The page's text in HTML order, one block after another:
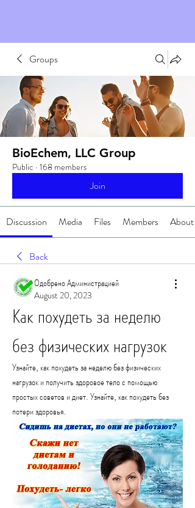
Groups
BioEchem, LLC Group
Public · 168 members
Join
Discussion Media Files Members About
Back
Одобрено Администрацией
August 20, 2023
Как похудеть за неделю
без физических нагрузок
Узнайте, как похудеть за неделю без физических
нагрузок и получить здоровое тело с помощью
простых советов и диет. Узнайте, как похудеть без
потери здоровья.